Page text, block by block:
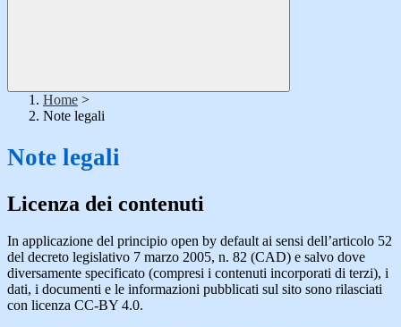
Home >
Note legali
Note legali
Licenza dei contenuti
In applicazione del principio open by default ai sensi dell’articolo 52
del decreto legislativo 7 marzo 2005, n. 82 (CAD) e salvo dove
diversamente specificato (compresi i contenuti incorporati di terzi), i
dati, i documenti e le informazioni pubblicati sul sito sono rilasciati
con licenza CC-BY 4.0.